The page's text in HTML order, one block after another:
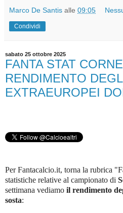
Marco De Santis alle 09:05
Condividi
sabato 25 ottobre 2025
FANTA STAT
RENDIMENTO
EXTRAEUROPEI
Per Fantacalcio.it, torna la rubrica
statistiche relative al campionato di
settimana vediamo il rendimento
sosta: